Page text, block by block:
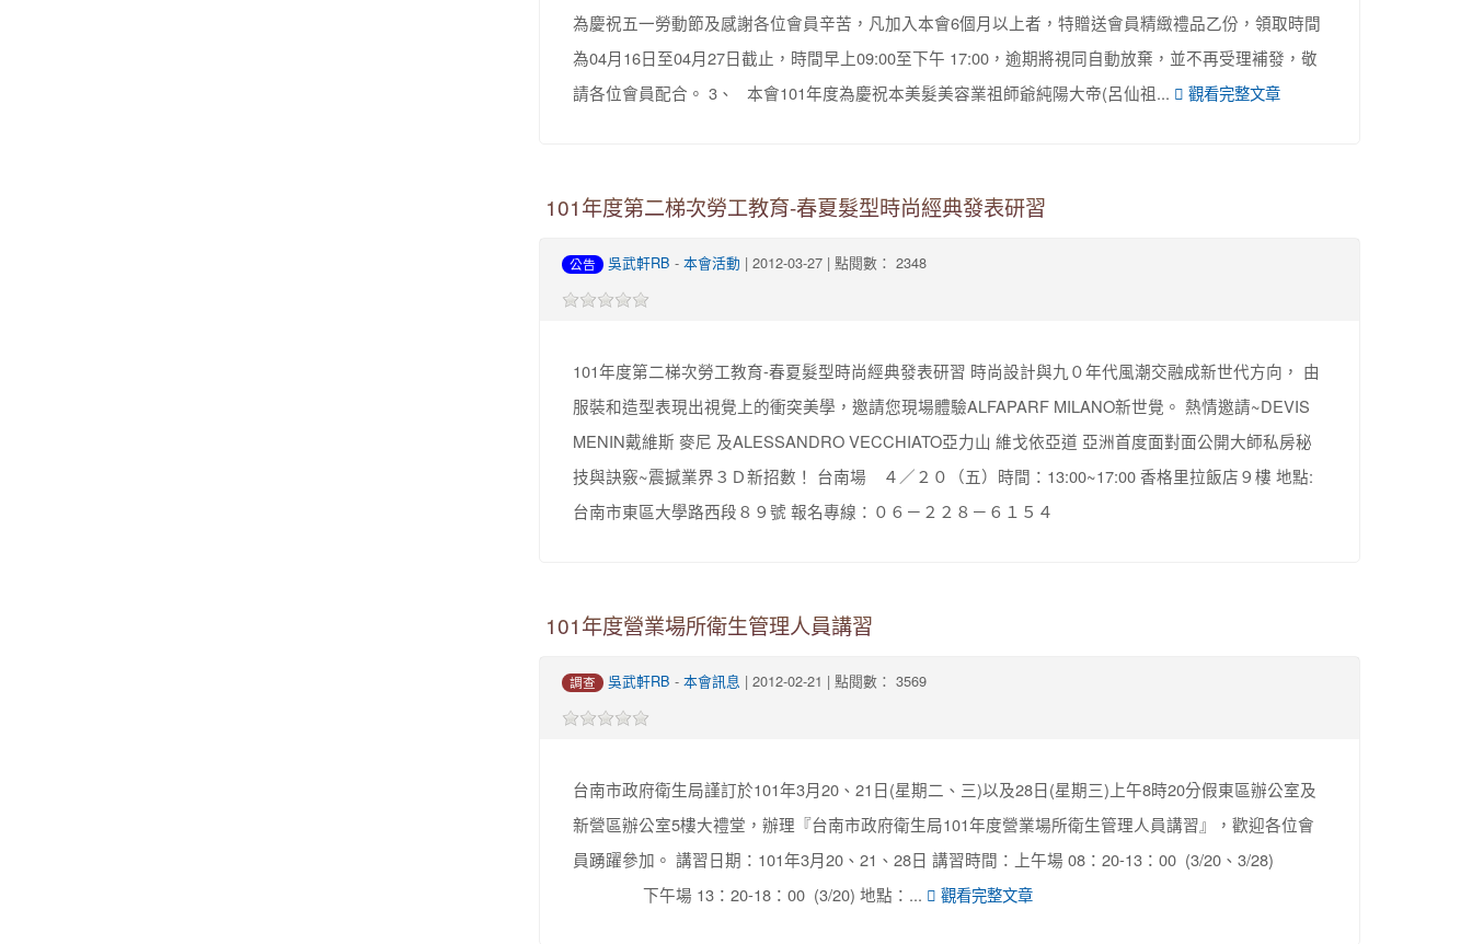
為慶祝五一勞動節及感謝各位會員辛苦，凡加入本會6個月以上者，特贈送會員精緻禮品乙份，領取時間
為04月16日至04月27日截止，時間早上09:00至下午 17:00，逾期將視同自動放棄，並不再受理補發，敬
請各位會員配合。 3、 本會101年度為慶祝本美髮美容業祖師爺純陽大帝(呂仙祖...
觀看完整文章
101年度第二梯次勞工教育-春夏髮型時尚經典發表研習
公告 吳武軒RB - 本會活動 | 2012-03-27 | 點閱數： 2348
101年度第二梯次勞工教育-春夏髮型時尚經典發表研習 時尚設計與九０年代風潮交融成新世代方向， 由
服裝和造型表現出視覺上的衝突美學，邀請您現場體驗ALFAPARF MILANO新世覺。 熱情邀請~DEVIS
MENIN戴維斯 麥尼 及ALESSANDRO VECCHIATO亞力山 維戈依亞道 亞洲首度面對面公開大師私房秘
技與訣竅~震撼業界３Ｄ新招數！ 台南場 ４／２０（五）時間：13:00~17:00 香格里拉飯店９樓 地點:
台南市東區大學路西段８９號 報名專線：０６－２２８－６１５４
101年度營業場所衛生管理人員講習
調查 吳武軒RB - 本會訊息 | 2012-02-21 | 點閱數： 3569
台南市政府衛生局謹訂於101年3月20、21日(星期二、三)以及28日(星期三)上午8時20分假東區辦公室及
新營區辦公室5樓大禮堂，辦理『台南市政府衛生局101年度營業場所衛生管理人員講習』，歡迎各位會
員踴躍參加。 講習日期：101年3月20、21、28日 講習時間：上午場 08：20-13：00 (3/20、3/28)
下午場 13：20-18：00 (3/20) 地點：...
觀看完整文章